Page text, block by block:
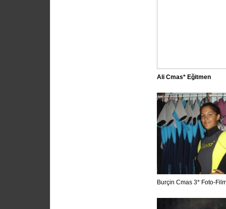
Ali Cmas* Eğitmen
Burçin Cmas 3* Foto-